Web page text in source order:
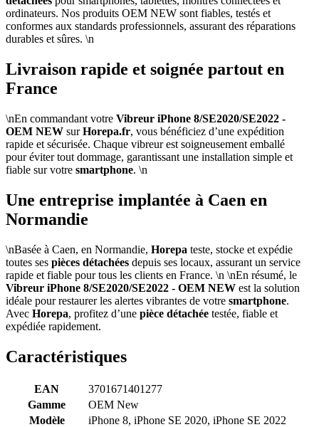
ordinateurs. Nos produits OEM NEW sont fiables, testés et
conformes aux standards professionnels, assurant des réparations
durables et sûres. \n
Livraison rapide et soignée partout en
France
\nEn commandant votre Vibreur iPhone 8/SE2020/SE2022 -
OEM NEW surHorepa.fr, vous bénéficiez d’une expédition
rapide et sécurisée. Chaque vibreur est soigneusement emballé
pour éviter tout dommage, garantissant une installation simple et
fiable sur votre smartphone. \n
Une entreprise implantée à Caen en
Normandie
\nBasée à Caen, en Normandie, Horepa teste, stocke et expédie
toutes ses pièces détachées depuis ses locaux, assurant un service
rapide et fiable pour tous les clients en France. \n \nEn résumé, le
Vibreur iPhone 8/SE2020/SE2022 - OEM NEW est la solution
idéale pour restaurer les alertes vibrantes de votre smartphone.
Avec Horepa, profitez d’une pièce détachée testée, fiable et
expédiée rapidement.
Caractéristiques
EAN
3701671401277
Gamme
OEM New
Modèle
iPhone 8, iPhone SE 2020, iPhone SE 2022